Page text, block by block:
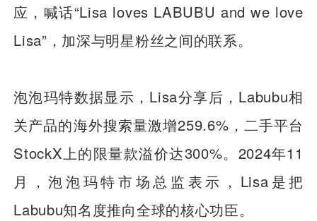
应，喊话“Lisa loves LABUBU and we love
Lisa”，加深与明星粉丝之间的联系。
泡泡玛特数据显示，Lisa分享后，Labubu相
关产品的海外搜索量激增259.6%，二手平台
StockX上的限量款溢价达300%。2024年11
月，泡泡玛特市场总监表示，Lisa是把
Labubu知名度推向全球的核心功臣。